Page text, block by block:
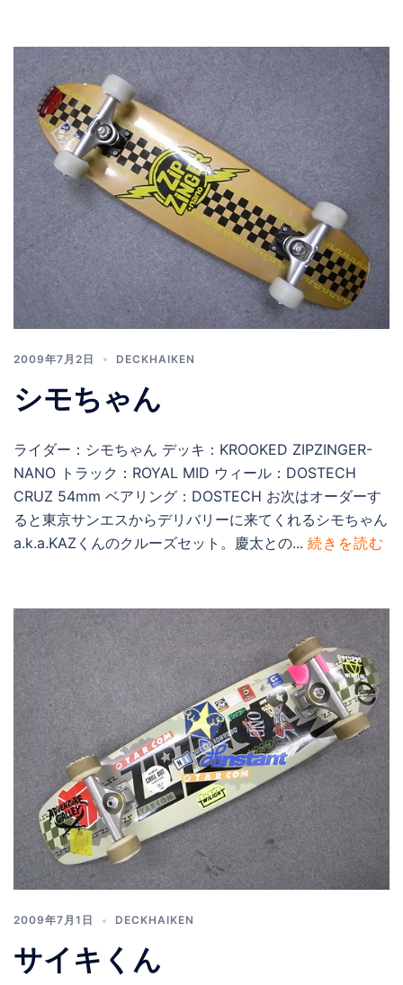
2009年7月2日 DECKHAIKEN
シモちゃん
ライダー：シモちゃん デッキ：KROOKED ZIPZINGER-
NANO トラック：ROYAL MID ウィール：DOSTECH
CRUZ 54mm ベアリング：DOSTECH お次はオーダーす
ると東京サンエスからデリバリーに来てくれるシモちゃん
a.k.a.KAZくんのクルーズセット。慶太との... 続きを読む
2009年7月1日 DECKHAIKEN
サイキくん